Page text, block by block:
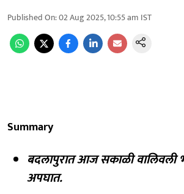
Published On:02 Aug 2025, 10:55 am IST
Summary
बदलापुरात आज सकाळी वालिवली
अपघात.